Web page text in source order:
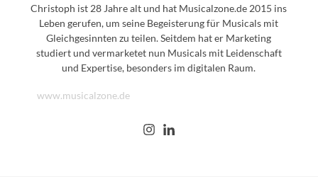
Christoph ist 28 Jahre alt und hat Musicalzone.de 2015 ins
Leben gerufen, um seine Begeisterung für Musicals mit
Gleichgesinnten zu teilen. Seitdem hat er Marketing
studiert und vermarketet nun Musicals mit Leidenschaft
und Expertise, besonders im digitalen Raum.
www.musicalzone.de